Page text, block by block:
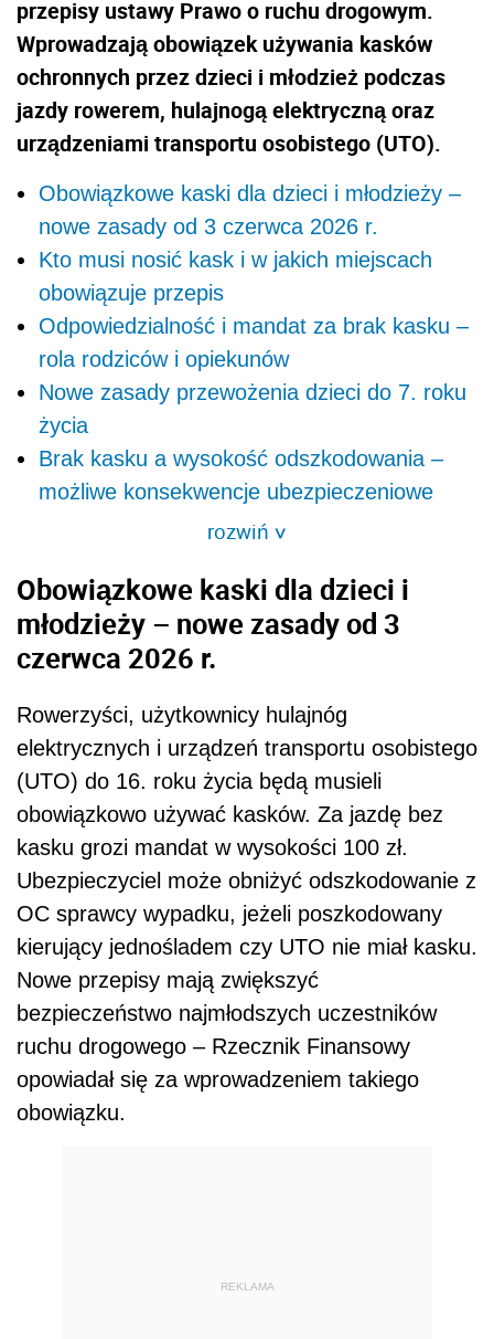
przepisy ustawy Prawo o ruchu drogowym.
Wprowadzają obowiązek używania kasków
ochronnych przez dzieci i młodzież podczas
jazdy rowerem, hulajnogą elektryczną oraz
urządzeniami transportu osobistego (UTO).
Obowiązkowe kaski dla dzieci i młodzieży –
nowe zasady od 3 czerwca 2026 r.
Kto musi nosić kask i w jakich miejscach
obowiązuje przepis
Odpowiedzialność i mandat za brak kasku –
rola rodziców i opiekunów
Nowe zasady przewożenia dzieci do 7. roku
życia
Brak kasku a wysokość odszkodowania –
możliwe konsekwencje ubezpieczeniowe
rozwiń>
Obowiązkowe kaski dla dzieci i
młodzieży – nowe zasady od 3
czerwca 2026 r.
Rowerzyści, użytkownicy hulajnóg
elektrycznych i urządzeń transportu osobistego
(UTO) do 16. roku życia będą musieli
obowiązkowo używać kasków. Za jazdę bez
kasku grozi mandat w wysokości 100 zł.
Ubezpieczyciel może obniżyć odszkodowanie z
OC sprawcy wypadku, jeżeli poszkodowany
kierujący jednośladem czy UTO nie miał kasku.
Nowe przepisy mają zwiększyć
bezpieczeństwo najmłodszych uczestników
ruchu drogowego – Rzecznik Finansowy
opowiadał się za wprowadzeniem takiego
obowiązku.
REKLAMA